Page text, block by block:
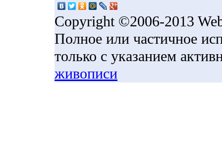
Copyright ©2006-2013
Полное или частичное
только с указанием
живописи